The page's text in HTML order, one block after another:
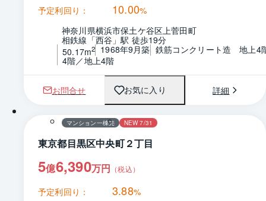
予定利回り： 10.00%
神奈川県横浜市保土ケ谷区上菅田町
相鉄線「西谷」駅 徒歩19分
50.17m2 1968年9月築 鉄筋コンクリート造　地上4
4階／地上4階
お問合せ お気に入り 詳細
マンション一棟売 NEW 7/31
東京都目黒区中央町２丁目
5億6,390万円 （税込）
予定利回り： 3.88%